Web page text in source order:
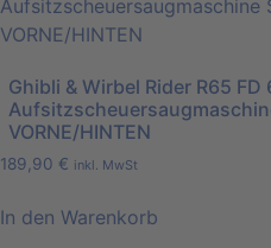
Ghibli & Wirbel Rider R65 FD
VORNE/HINTEN
189,90 € inkl. MwSt
In den Warenkorb